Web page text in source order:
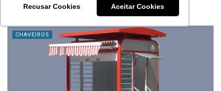
Recusar Cookies Aceitar Cookies
14 DE JUNHO DE 2021
CHAVEIROS